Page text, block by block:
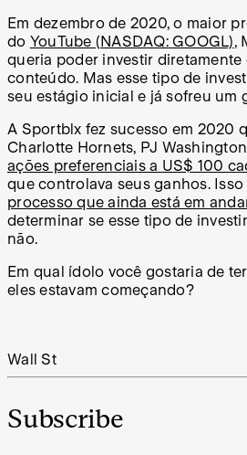
Em dezembro de 2020, o maior
do YouTube (NASDAQ: GOOGL),
queria poder investir diretamente
conteúdo. Mas esse tipo de
seu estágio inicial e já sofreu um
A Sportblx fez sucesso em 2020
Charlotte Hornets, PJ
ações preferenciais a US$ 100
que controlava seus ganhos.
processo que ainda está em
determinar se esse tipo de
não.
Em qual ídolo você gostaria de
eles estavam começando?
Wall St
Subscribe